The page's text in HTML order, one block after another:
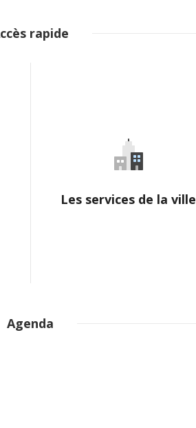
rapide
Les services de la ville
Agenda